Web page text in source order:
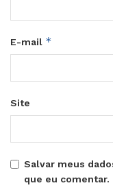
E-mail *
Site
Salvar meus
que eu comentar.